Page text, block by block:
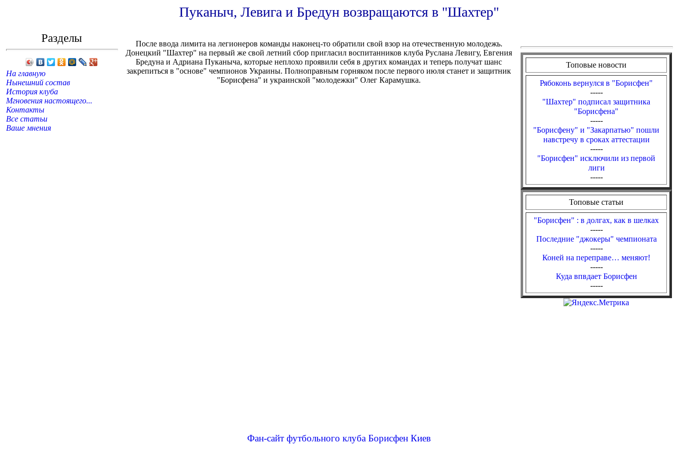
Пуканыч, Левига и Бредун возвращаются в "Шахтер"
Разделы
На главную
Нынешний состав
История клуба
Мгновения настоящего...
Контакты
Все статьи
Ваше мнения
После ввода лимита на легионеров команды наконец-то обратили свой взор на отечественную молодежь.
Донецкий "Шахтер" на первый же свой летний сбор пригласил воспитанников клуба Руслана Левигу, Евгения
Бредуна и Адриана Пуканыча, которые неплохо проявили себя в других командах и теперь получат шанс
закрепиться в "основе" чемпионов Украины. Полноправным горняком после первого июля станет и защитник
"Борисфена" и украинской "молодежки" Олег Карамушка.
Топовые новости
Рябоконь вернулся в "Борисфен"
-----
"Шахтер" подписал защитника
"Борисфена"
-----
"Борисфену" и "Закарпатью" пошли
навстречу в сроках аттестации
-----
"Борисфен" исключили из первой
лиги
-----
Топовые статьи
"Борисфен" : в долгах, как в шелках
-----
Последние "джокеры" чемпионата
-----
Коней на переправе… меняют!
-----
Куда впвдает Борисфен
-----
Фан-сайт футбольного клуба Борисфен Киев